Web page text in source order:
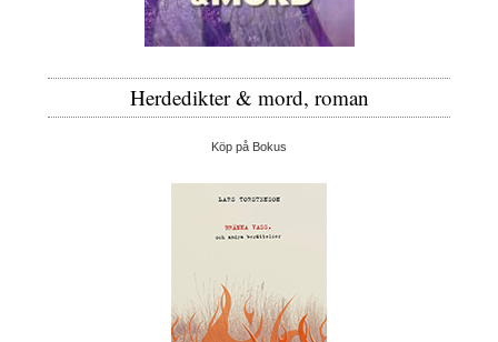
Herdedikter & mord, roman
Köp på Bokus